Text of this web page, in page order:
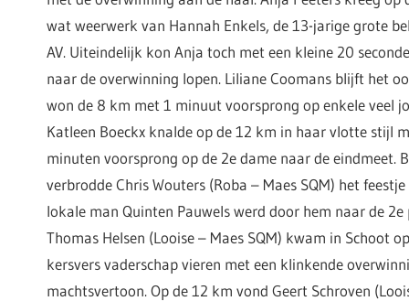
wat weerwerk van Hannah Enkels, de 13-jarige grote
AV. Uiteindelijk kon Anja toch met een kleine 20
naar de overwinning lopen. Liliane Coomans blijft het
won de 8 km met 1 minuut voorsprong op enkele veel
Katleen Boeckx knalde op de 12 km in haar vlotte stijl
minuten voorsprong op de 2e dame naar de eindmeet.
verbrodde Chris Wouters (Roba – Maes SQM) het
lokale man Quinten Pauwels werd door hem naar de 2e
Thomas Helsen (Looise – Maes SQM) kwam in Schoot
kersvers vaderschap vieren met een klinkende
machtsvertoon. Op de 12 km vond Geert Schroven